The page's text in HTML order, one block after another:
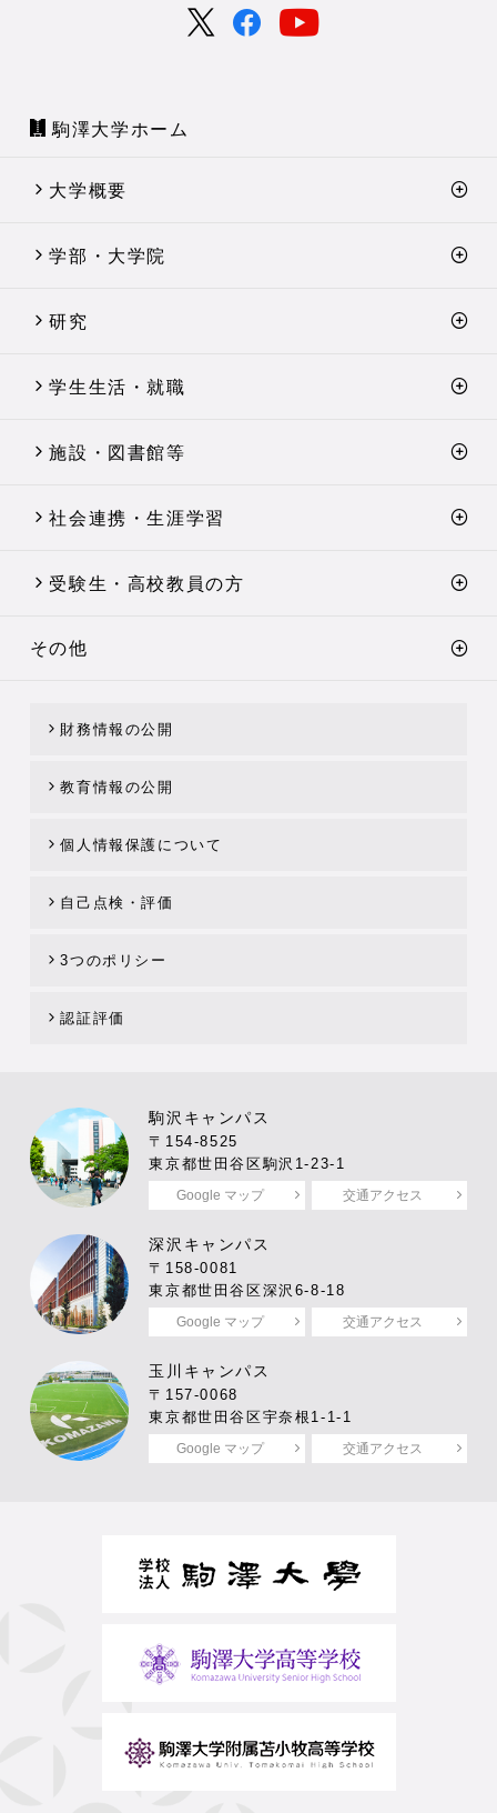
駒澤大学ホーム
大学概要
学部・大学院
研究
学生生活・就職
施設・図書館等
社会連携・生涯学習
受験生・高校教員の方
その他
財務情報の公開
教育情報の公開
個人情報保護について
自己点検・評価
3つのポリシー
認証評価
駒沢キャンパス
〒154-8525
東京都世田谷区駒沢1-23-1
Google マップ 交通アクセス
深沢キャンパス
〒158-0081
東京都世田谷区深沢6-8-18
Google マップ 交通アクセス
玉川キャンパス
〒157-0068
東京都世田谷区宇奈根1-1-1
Google マップ 交通アクセス